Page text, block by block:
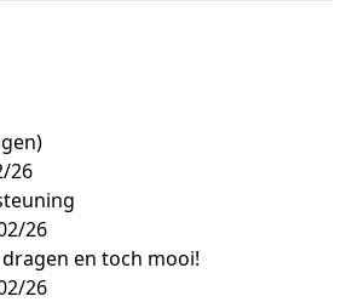
26
26
en toch mooi!
26